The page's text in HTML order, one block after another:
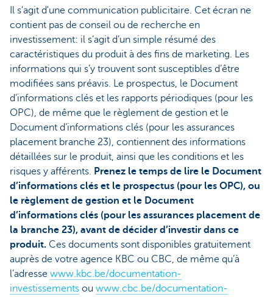
Il s'agit d'une communication publicitaire. Cet écran ne
contient pas de conseil ou de recherche en
investissement: il s’agit d’un simple résumé des
caractéristiques du produit à des fins de marketing. Les
informations qui s’y trouvent sont susceptibles d’être
modifiées sans préavis. Le prospectus, le Document
d’informations clés et les rapports périodiques (pour les
OPC), de même que le règlement de gestion et le
Document d’informations clés (pour les assurances
placement branche 23), contiennent des informations
détaillées sur le produit, ainsi que les conditions et les
risques y afférents. Prenez le temps de lire le Document
d’informations clés et le prospectus (pour les OPC), ou
le règlement de gestion et le Document
d’informations clés (pour les assurances placement de
la branche 23), avant de décider d’investir dans ce
produit. Ces documents sont disponibles gratuitement
auprès de votre agence KBC ou CBC, de même qu’à
l’adresse www.kbc.be/documentation-
investissements ou www.cbc.be/documentation-